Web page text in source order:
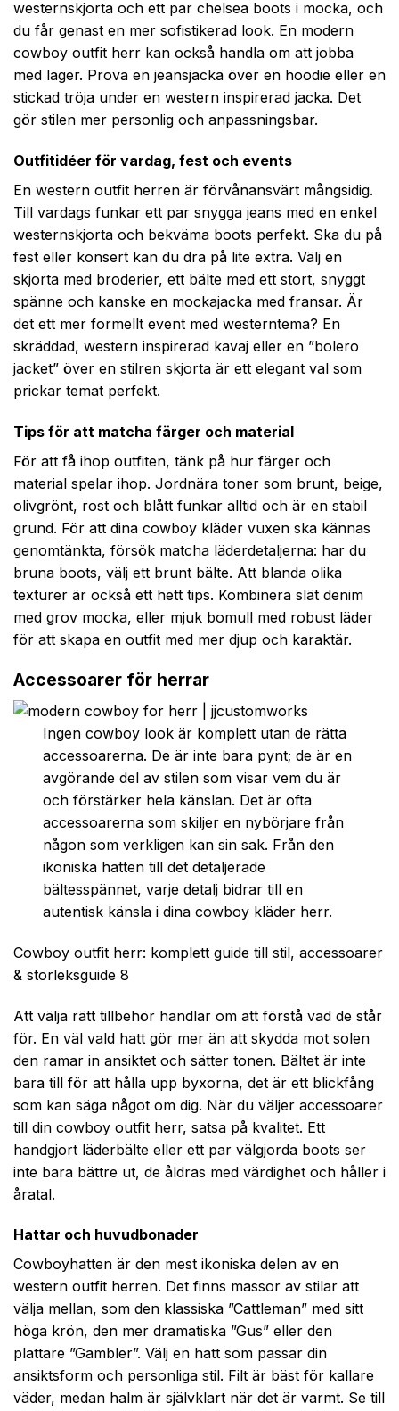
westernskjorta och ett par chelsea boots i mocka, och
du får genast en mer sofistikerad look. En modern
cowboy outfit herr kan också handla om att jobba
med lager. Prova en jeansjacka över en hoodie eller en
stickad tröja under en western inspirerad jacka. Det
gör stilen mer personlig och anpassningsbar.
Outfitidéer för vardag, fest och events
En western outfit herren är förvånansvärt mångsidig.
Till vardags funkar ett par snygga jeans med en enkel
westernskjorta och bekväma boots perfekt. Ska du på
fest eller konsert kan du dra på lite extra. Välj en
skjorta med broderier, ett bälte med ett stort, snyggt
spänne och kanske en mockajacka med fransar. Är
det ett mer formellt event med westerntema? En
skräddad, western inspirerad kavaj eller en ”bolero
jacket” över en stilren skjorta är ett elegant val som
prickar temat perfekt.
Tips för att matcha färger och material
För att få ihop outfiten, tänk på hur färger och
material spelar ihop. Jordnära toner som brunt, beige,
olivgrönt, rost och blått funkar alltid och är en stabil
grund. För att dina cowboy kläder vuxen ska kännas
genomtänkta, försök matcha läderdetaljerna: har du
bruna boots, välj ett brunt bälte. Att blanda olika
texturer är också ett hett tips. Kombinera slät denim
med grov mocka, eller mjuk bomull med robust läder
för att skapa en outfit med mer djup och karaktär.
Accessoarer för herrar
Ingen cowboy look är komplett utan de rätta
accessoarerna. De är inte bara pynt; de är en
avgörande del av stilen som visar vem du är
och förstärker hela känslan. Det är ofta
accessoarerna som skiljer en nybörjare från
någon som verkligen kan sin sak. Från den
ikoniska hatten till det detaljerade
bältesspännet, varje detalj bidrar till en
autentisk känsla i dina cowboy kläder herr.
Cowboy outfit herr: komplett guide till stil, accessoarer
& storleksguide 8
Att välja rätt tillbehör handlar om att förstå vad de står
för. En väl vald hatt gör mer än att skydda mot solen
den ramar in ansiktet och sätter tonen. Bältet är inte
bara till för att hålla upp byxorna, det är ett blickfång
som kan säga något om dig. När du väljer accessoarer
till din cowboy outfit herr, satsa på kvalitet. Ett
handgjort läderbälte eller ett par välgjorda boots ser
inte bara bättre ut, de åldras med värdighet och håller i
åratal.
Hattar och huvudbonader
Cowboyhatten är den mest ikoniska delen av en
western outfit herren. Det finns massor av stilar att
välja mellan, som den klassiska ”Cattleman” med sitt
höga krön, den mer dramatiska ”Gus” eller den
plattare ”Gambler”. Välj en hatt som passar din
ansiktsform och personliga stil. Filt är bäst för kallare
väder, medan halm är självklart när det är varmt. Se till